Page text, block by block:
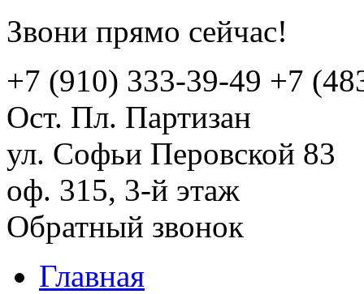
Звони прямо сейчас!
+7 (910) 333-39-49 +7
Ост. Пл. Партизан
ул. Софьи Перовской 83
оф. 315, 3-й этаж
Обратный звонок
Главная